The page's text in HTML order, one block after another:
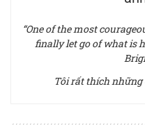
“One of the most
finally let go of what is
Tôi rất thích